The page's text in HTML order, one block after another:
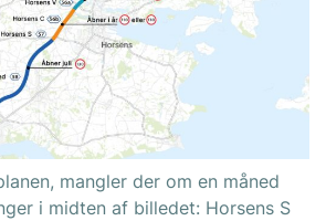
mangler der om en måned
i midten af billedet: Horsens S